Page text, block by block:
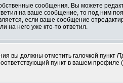
сообщения. Вы можете
на ваше сообщение, то под ним
если ваше сообщение
на него уже кто-то ответил.
вы должны отметить галочкой пункт
пункт в вашем